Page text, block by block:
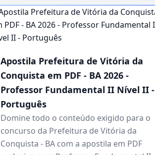
Apostila Prefeitura de Vitória da
Conquista em PDF - BA 2026 -
Professor Fundamental II Nível II -
Português
Domine todo o conteúdo exigido para o
concurso da Prefeitura de Vitória da
Conquista - BA com a apostila em PDF